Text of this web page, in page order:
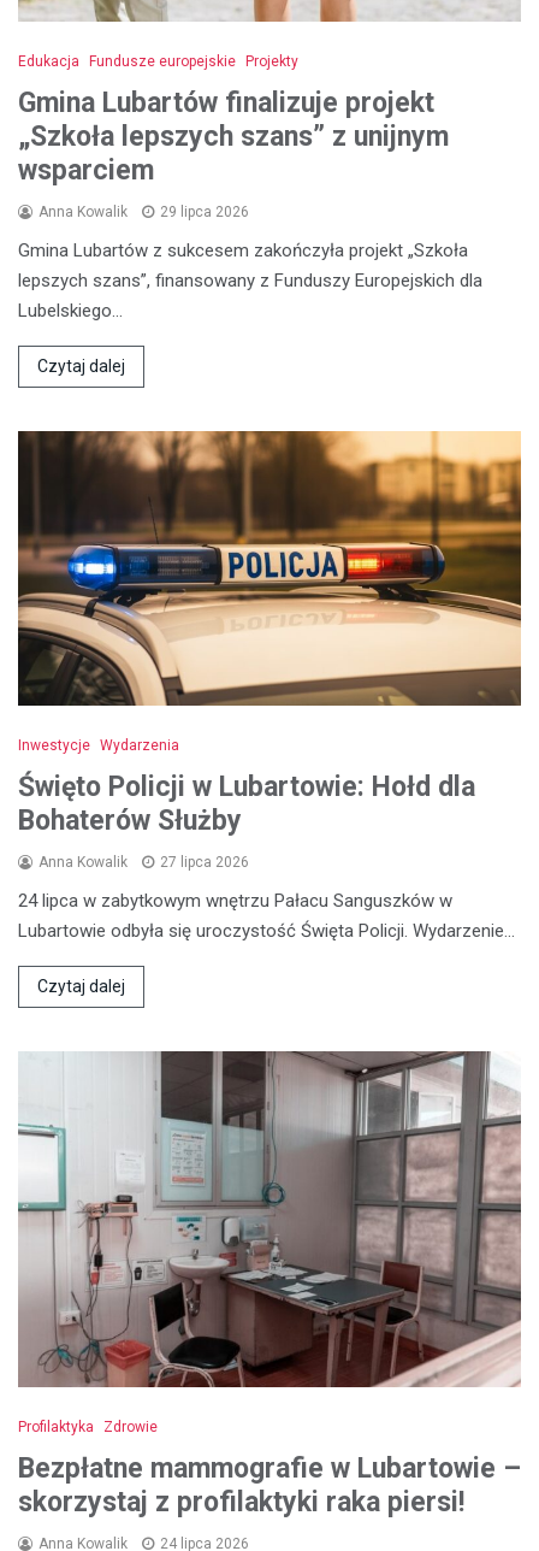
Edukacja Fundusze europejskie Projekty
Gmina Lubartów finalizuje projekt
„Szkoła lepszych szans” z unijnym
wsparciem
Anna Kowalik 29 lipca 2026
Gmina Lubartów z sukcesem zakończyła projekt „Szkoła
lepszych szans”, finansowany z Funduszy Europejskich dla
Lubelskiego…
Czytaj dalej
Inwestycje Wydarzenia
Święto Policji w Lubartowie: Hołd dla
Bohaterów Służby
Anna Kowalik 27 lipca 2026
24 lipca w zabytkowym wnętrzu Pałacu Sanguszków w
Lubartowie odbyła się uroczystość Święta Policji. Wydarzenie…
Czytaj dalej
Profilaktyka Zdrowie
Bezpłatne mammografie w Lubartowie –
skorzystaj z profilaktyki raka piersi!
Anna Kowalik 24 lipca 2026